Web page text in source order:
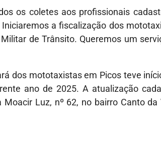
os coletes aos profissionais
a fiscalização dos
de Trânsito. Queremos um
dos mototaxistas em Picos teve
ano de 2025. A atualização
Luz, nº 62, no bairro Canto